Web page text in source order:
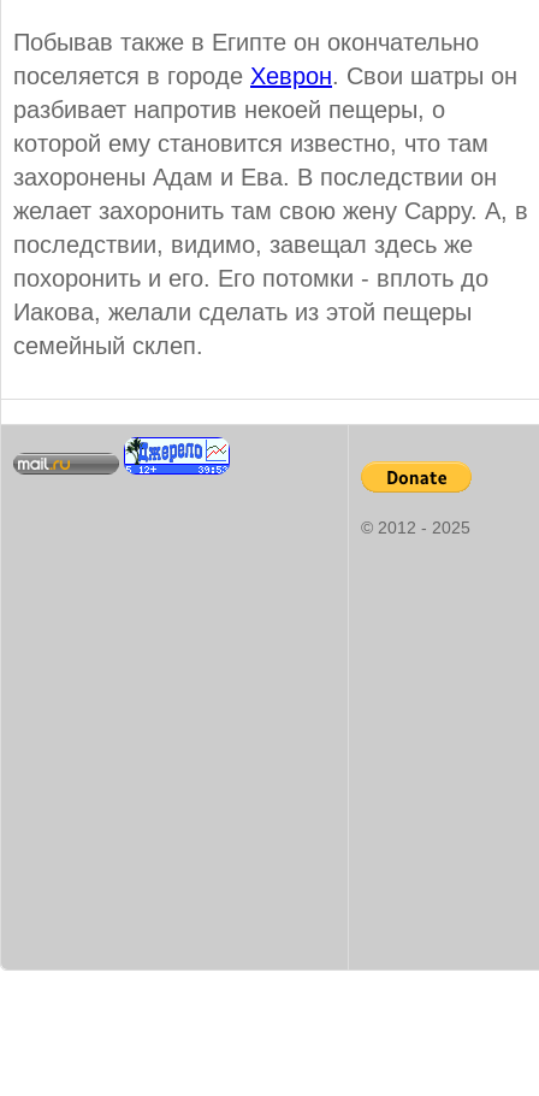
Побывав также в Египте он окончательно
поселяется в городе Хеврон. Свои шатры он
разбивает напротив некоей пещеры, о
которой ему становится известно, что там
захоронены Адам и Ева. В последствии он
желает захоронить там свою жену Сарру. А, в
последствии, видимо, завещал здесь же
похоронить и его. Его потомки - вплоть до
Иакова, желали сделать из этой пещеры
семейный склеп.
© 2012 - 2025